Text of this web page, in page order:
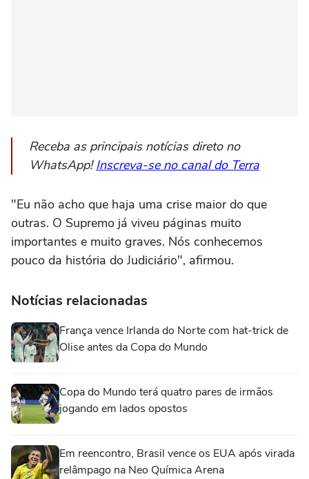
Receba as principais notícias direto no
WhatsApp!Inscreva-se no canal do Terra
"Eu não acho que haja uma crise maior do que
outras. O Supremo já viveu páginas muito
importantes e muito graves. Nós conhecemos
pouco da história do Judiciário", afirmou.
Notícias relacionadas
França vence Irlanda do Norte com hat-trick de
Olise antes da Copa do Mundo
Copa do Mundo terá quatro pares de irmãos
jogando em lados opostos
Em reencontro, Brasil vence os EUA após virada
relâmpago na Neo Química Arena